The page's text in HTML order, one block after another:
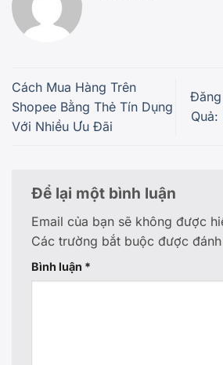
Cách Mua Hàng Trên
Shopee Bằng Thẻ Tín Dụng
Với Nhiều Ưu Đãi
Đăng
Để lại một bình luận
Email của bạn sẽ không được
Các trường bắt buộc được
Bình luận *